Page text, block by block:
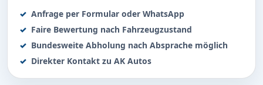
Anfrage per Formular oder WhatsApp
Faire Bewertung nach Fahrzeugzustand
Bundesweite Abholung nach Absprache möglich
Direkter Kontakt zu AK Autos